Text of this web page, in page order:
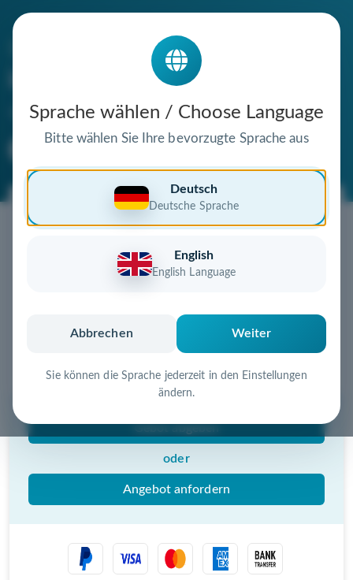
Sprache wählen / Choose Language
Bitte wählen Sie Ihre bevorzugte Sprache aus
Deutsch
Deutsche Sprache
English
English Language
Abbrechen Weiter
Sie können die Sprache jederzeit in den Einstellungen
ändern.
steht zum Verkauf
Jetzt diese Wunschdomain
Diese Domain könnte schon bald Ihnen gehören!
Schnell, sicher und unkompliziert zur eigenen
Gebot abgeben
oder
Angebot anfordern